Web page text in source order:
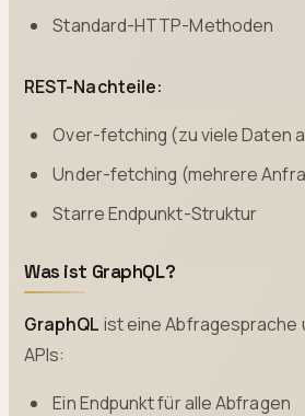
Standard-HTTP-Methoden
REST-Nachteile:
Over-fetching (zu viele Daten
Under-fetching (mehrere
Starre Endpunkt-Struktur
Was ist GraphQL?
GraphQL ist eine Abfragesprache
APIs:
Ein Endpunkt für alle Abfragen